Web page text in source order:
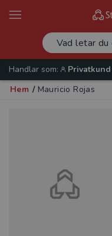
Handlar som:
Privatkund
Hem / Mauricio Rojas